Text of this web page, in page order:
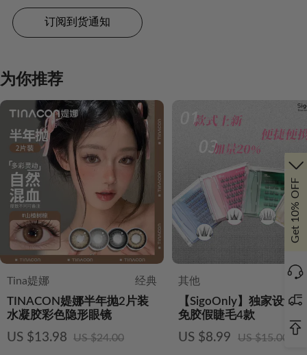
Get 10% OFF
订阅到货通知
为你推荐
Tina媞娜
经典
TINACON媞娜半年抛2片装
水凝胶彩色隐形眼镜
US $13.98 US $24.00
其他
【SigoOnly】独家设计
免胶假睫毛4款
US $8.99 US $15.00